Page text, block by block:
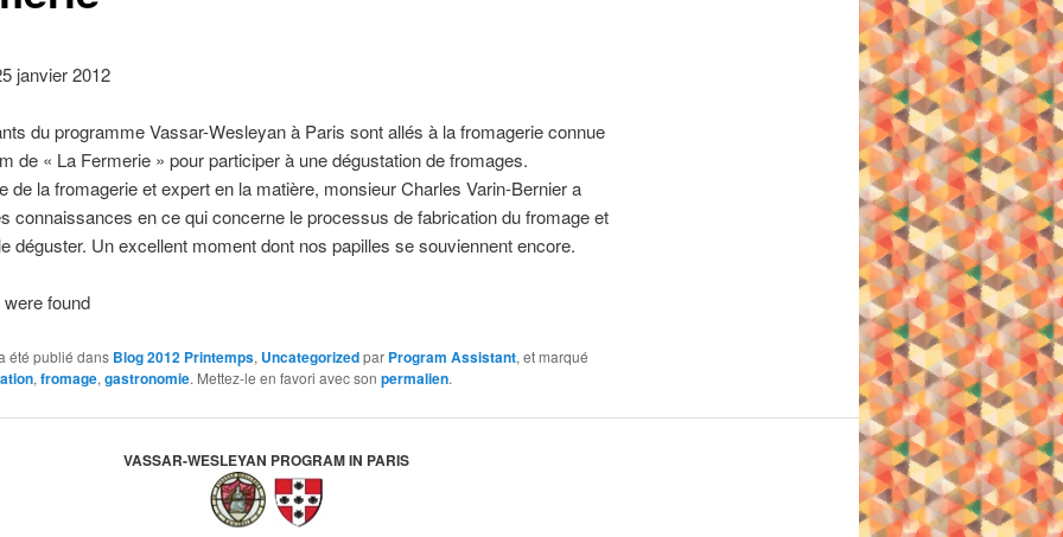
janvier 2012
du programme Vassar-Wesleyan à Paris sont allés à la fromagerie connue
de « La Fermerie » pour participer à une dégustation de fromages.
de la fromagerie et expert en la matière, monsieur Charles Varin-Bernier a
connaissances en ce qui concerne le processus de fabrication du fromage et
déguster. Un excellent moment dont nos papilles se souviennent encore.
found
été publié dans Blog 2012 Printemps, Uncategorizedpar Program Assistant, et marqué
, fromage, gastronomie. Mettez-le en favori avec son permalien.
VASSAR-WESLEYAN PROGRAM IN PARIS